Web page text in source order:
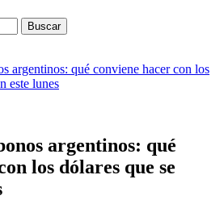
Buscar
argentinos: qué conviene hacer con los
este lunes
argentinos: qué
los dólares que se